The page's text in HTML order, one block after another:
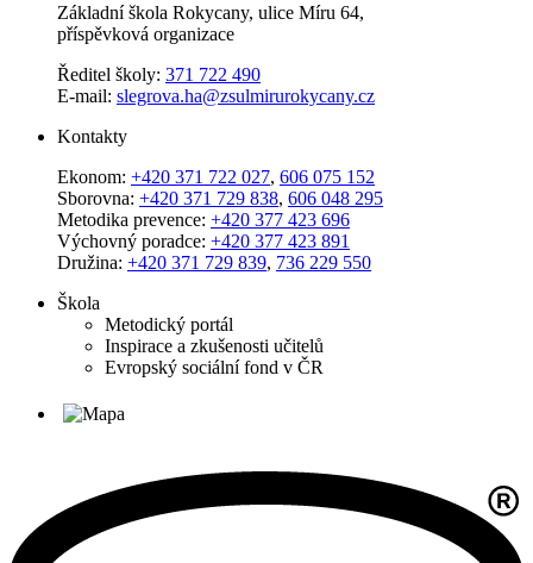
Základní škola Rokycany, ulice Míru 64,
příspěvková organizace
Ředitel školy: 371 722 490
E-mail: slegrova.ha@zsulmirurokycany.cz
Kontakty
Ekonom: +420 371 722 027, 606 075 152
Sborovna: +420 371 729 838, 606 048 295
Metodika prevence: +420 377 423 696
Výchovný poradce: +420 377 423 891
Družina: +420 371 729 839, 736 229 550
Škola
Metodický portál
Inspirace a zkušenosti učitelů
Evropský sociální fond v ČR